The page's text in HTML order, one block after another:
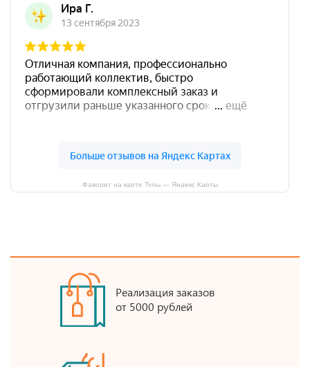
Фаворит на карте Тулы — Яндекс Карты
Реализация заказов
от 5000 рублей